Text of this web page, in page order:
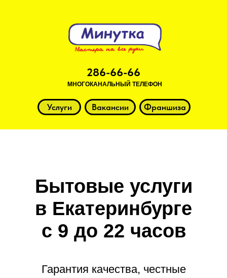
286-66-66
МНОГОКАНАЛЬНЫЙ ТЕЛЕФОН
Услуги Вакансии Франшиза
Бытовые услуги
в Екатеринбурге
с 9 до 22 часов
Гарантия качества, честные